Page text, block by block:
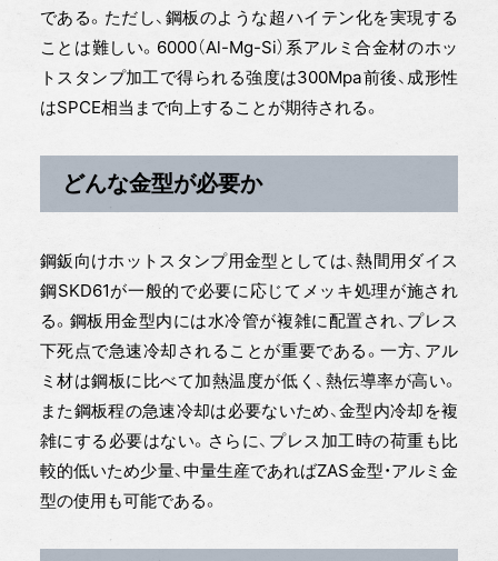
である。ただし、鋼板のような超ハイテン化を実現する
ことは難しい。6000（Al-Mg-Si）系アルミ合金材のホッ
トスタンプ加工で得られる強度は300Mpa前後、成形性
はSPCE相当まで向上することが期待される。
どんな金型が必要か
鋼鈑向けホットスタンプ用金型としては、熱間用ダイス
鋼SKD61が一般的で必要に応じてメッキ処理が施され
る。鋼板用金型内には水冷管が複雑に配置され、プレス
下死点で急速冷却されることが重要である。一方、アル
ミ材は鋼板に比べて加熱温度が低く、熱伝導率が高い。
また鋼板程の急速冷却は必要ないため、金型内冷却を複
雑にする必要はない。さらに、プレス加工時の荷重も比
較的低いため少量、中量生産であればZAS金型・アルミ金
型の使用も可能である。